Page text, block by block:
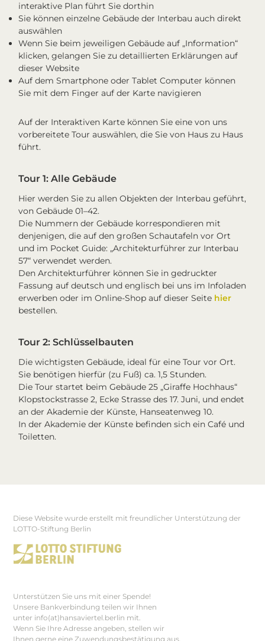
interaktive Plan führt Sie dorthin
Sie können einzelne Gebäude der Interbau auch direkt
auswählen
Wenn Sie beim jeweiligen Gebäude auf „Information“
klicken, gelangen Sie zu detaillierten Erklärungen auf
dieser Website
Auf dem Smartphone oder Tablet Computer können
Sie mit dem Finger auf der Karte navigieren
Auf der Interaktiven Karte können Sie eine von uns
vorbereitete Tour auswählen, die Sie von Haus zu Haus
führt.
Tour 1: Alle Gebäude
Hier werden Sie zu allen Objekten der Interbau geführt,
von Gebäude 01–42.
Die Nummern der Gebäude korrespondieren mit
denjenigen, die auf den großen Schautafeln vor Ort
und im Pocket Guide: „Architekturführer zur Interbau
57“ verwendet werden.
Den Architekturführer können Sie in gedruckter
Fassung auf deutsch und englisch bei uns im Infoladen
erwerben oder im Online-Shop auf dieser Seite hier
bestellen.
Tour 2: Schlüsselbauten
Die wichtigsten Gebäude, ideal für eine Tour vor Ort.
Sie benötigen hierfür (zu Fuß) ca. 1,5 Stunden.
Die Tour startet beim Gebäude 25 „Giraffe Hochhaus“
Klopstockstrasse 2, Ecke Strasse des 17. Juni, und endet
an der Akademie der Künste, Hanseatenweg 10.
In der Akademie der Künste befinden sich ein Café und
Toiletten.
Footer
Diese Website wurde erstellt mit freundlicher Unterstützung der
LOTTO-Stiftung Berlin
Unterstützen Sie uns mit einer Spende!
Unsere Bankverbindung teilen wir Ihnen
unter info(at)hansaviertel.berlin mit.
Wenn Sie Ihre Adresse angeben, stellen wir
Ihnen gerne eine Zuwendungsbestätigung aus.